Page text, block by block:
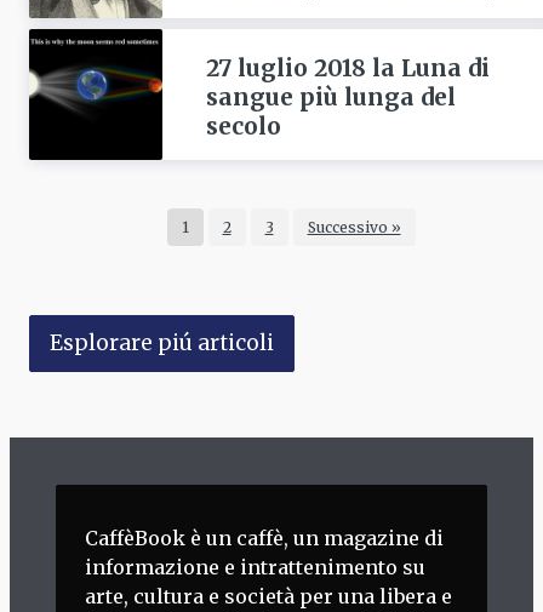
27 luglio 2018 la Luna di
sangue più lunga del
secolo
1 2 3 Successivo »
Esplorare piú articoli
CaffèBook è un caffè, un magazine di
informazione e intrattenimento su
arte, cultura e società per una libera e